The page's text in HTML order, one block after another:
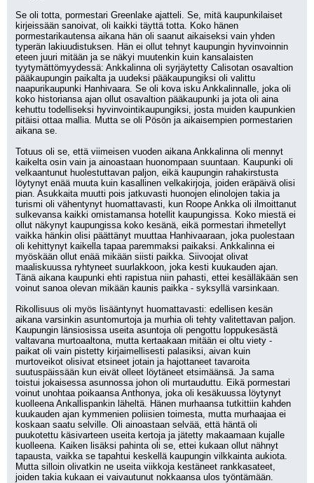
Se oli totta, pormestari Greenlake ajatteli. Se, mitä kaupunkilaiset
kirjeissään sanoivat, oli kaikki täyttä totta. Koko hänen
pormestarikautensa aikana hän oli saanut aikaiseksi vain yhden
typerän lakiuudistuksen. Hän ei ollut tehnyt kaupungin hyvinvoinnin
eteen juuri mitään ja se näkyi muutenkin kuin kansalaisten
tyytymättömyydessä: Ankkalinna oli syrjäytetty Calisotan osavaltion
pääkaupungin paikalta ja uudeksi pääkaupungiksi oli valittu
naapurikaupunki Hanhivaara. Se oli kova isku Ankkalinnalle, joka oli
koko historiansa ajan ollut osavaltion pääkaupunki ja jota oli aina
kehuttu todelliseksi hyvinvointikaupungiksi, josta muiden kaupunkien
pitäisi ottaa mallia. Mutta se oli Pösön ja aikaisempien pormestarien
aikana se.
Totuus oli se, että viimeisen vuoden aikana Ankkalinna oli mennyt
kaikelta osin vain ja ainoastaan huonompaan suuntaan. Kaupunki oli
velkaantunut huolestuttavan paljon, eikä kaupungin rahakirstusta
löytynyt enää muuta kuin kasallinen velkakirjoja, joiden eräpäivä olisi
pian. Asukkaita muutti pois jatkuvasti huonojen elinolojen takia ja
turismi oli vähentynyt huomattavasti, kun Roope Ankka oli ilmoittanut
sulkevansa kaikki omistamansa hotellit kaupungissa. Koko miestä ei
ollut näkynyt kaupungissa koko kesänä, eikä pormestari ihmetellyt
vaikka hänkin olisi päättänyt muuttaa Hanhivaaraan, joka puolestaan
oli kehittynyt kaikella tapaa paremmaksi paikaksi. Ankkalinna ei
myöskään ollut enää mikään siisti paikka. Siivoojat olivat
maaliskuussa ryhtyneet suurlakkoon, joka kesti kuukauden ajan.
Tänä aikana kaupunki ehti rapistua niin pahasti, ettei kesälläkään sen
voinut sanoa olevan mikään kaunis paikka - syksyllä varsinkaan.
Rikollisuus oli myös lisääntynyt huomattavasti: edellisen kesän
aikana varsinkin asuntomurtoja ja murhia oli tehty valitettavan paljon.
Kaupungin länsiosissa useita asuntoja oli pengottu loppukesästä
valtavana murtoaaltona, mutta kertaakaan mitään ei oltu viety -
paikat oli vain pistetty kirjaimellisesti palasiksi, aivan kuin
murtoveikot olisivat etsineet jotain ja hajottaneet tavaroita
suutuspäissään kun eivät olleet löytäneet etsimäänsä. Ja sama
toistui jokaisessa asunnossa johon oli murtauduttu. Eikä pormestari
voinut unohtaa poikaansa Anthonya, joka oli kesäkuussa löytynyt
kuolleena Ankallispankin läheltä. Hänen murhaansa tutkittiin kahden
kuukauden ajan kymmenien poliisien toimesta, mutta murhaajaa ei
koskaan saatu selville. Oli ainoastaan selvää, että häntä oli
puukotettu käsivarteen useita kertoja ja jätetty makaamaan kujalle
kuolleena. Kaiken lisäksi pahinta oli se, ettei kukaan ollut nähnyt
tapausta, vaikka se tapahtui keskellä kaupungin vilkkainta aukiota.
Mutta silloin olivatkin ne useita viikkoja kestäneet rankkasateet,
joiden takia kukaan ei vaivautunut nokkaansa ulos työntämään.